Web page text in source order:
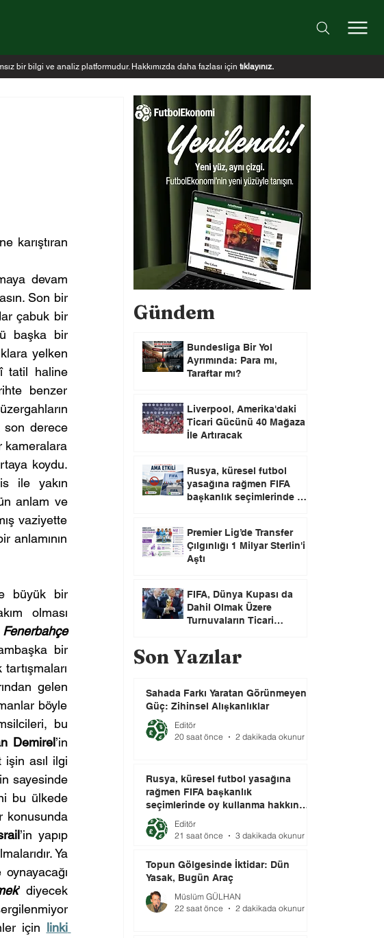
bir bilgi ve analiz platformudur. Hakkımızda daha fazlası için tıklayınız.
karıştıran
devam
Son bir
çabuk bir
başka bir
yelken
tatil haline
benzer
son derece
kameralara
koydu.
ile yakın
anlam ve
vaziyette
anlamının
büyük bir
olması
bir
gelen
böyle
bu
Demirel’in
asıl ilgi
sayesinde
bu ülkede
konusunda
’in yapıp
Ya
oynayacağı
’ diyecek
için linki
Gündem
Bundesliga Bir Yol
Ayrımında: Para mı,
Taraftar mı?
Liverpool, Amerika'daki
Ticari Gücünü 40 Mağaza
İle Artıracak
Rusya, küresel futbol
yasağına rağmen FIFA
başkanlık seçimlerinde oy
Premier Lig’de Transfer
Çılgınlığı 1 Milyar Sterlin'i
Aştı
FIFA, Dünya Kupası da
Dahil Olmak Üzere
Turnuvaların Ticari
Son Yazılar
Sahada Farkı Yaratan Görünmeyen
Güç: Zihinsel Alışkanlıklar
Editör
20 saat önce
2 dakikada okunur
Rusya, küresel futbol yasağına
rağmen FIFA başkanlık
seçimlerinde oy kullanma hakkını
elinde tutuyor.
Editör
21 saat önce
3 dakikada okunur
Topun Gölgesinde İktidar: Dün
Yasak, Bugün Araç
Müslüm GÜLHAN
22 saat önce
2 dakikada okunur